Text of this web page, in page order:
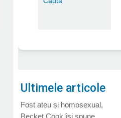
Ultimele articole
Fost ateu și homosexual,
Becket Cook își spune